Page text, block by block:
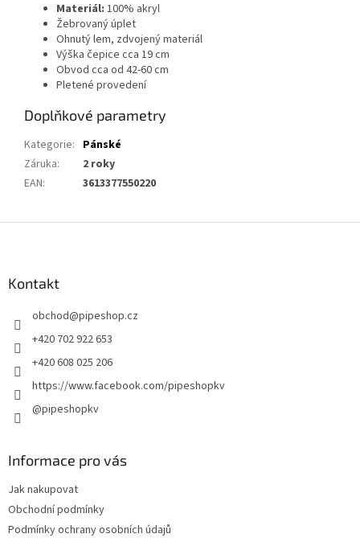
Materiál: 100% akryl
Žebrovaný úplet
Ohnutý lem, zdvojený materiál
Výška čepice cca 19 cm
Obvod cca od 42-60 cm
Pletené provedení
Doplňkové parametry
Kategorie: Pánské
Záruka:
2 roky
EAN: 3613377550220
Kontakt
obchod@pipeshop.cz
+420 702 922 653
+420 608 025 206
https://www.facebook.com/pipeshopkv
@pipeshopkv
Informace pro vás
Jak nakupovat
Obchodní podmínky
Podmínky ochrany osobních údajů